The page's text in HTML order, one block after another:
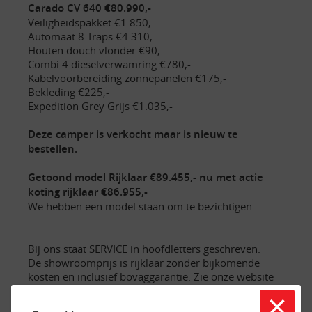
Carado CV 640 €80.990,-
Veiligheidspakket €1.850,-
Automaat 8 Traps €4.310,-
Houten douch vlonder €90,-
Combi 4 dieselverwamring €780,-
Kabelvoorbereiding zonnepanelen €175,-
Bekleding €225,-
Expedition Grey Grijs €1.035,-
Deze camper is verkocht maar is nieuw te
bestellen.
Getoond model Rijklaar €89.455,- nu met actie
koting rijklaar €86.955,-
We hebben een model staan om te bezichtigen.
Bij ons staat SERVICE in hoofdletters geschreven.
De showroomprijs is rijklaar zonder bijkomende
kosten en inclusief bovaggarantie. Zie onze website
WWW.CAMPERDREAM.NL voor meer info. Wij zijn
officieel Rapido, Dreamer & Carado (made by Hymer)